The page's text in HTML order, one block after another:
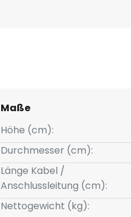
Maße
Höhe (cm):
Durchmesser (cm):
Länge Kabel /
Anschlussleitung (cm):
Nettogewicht (kg):